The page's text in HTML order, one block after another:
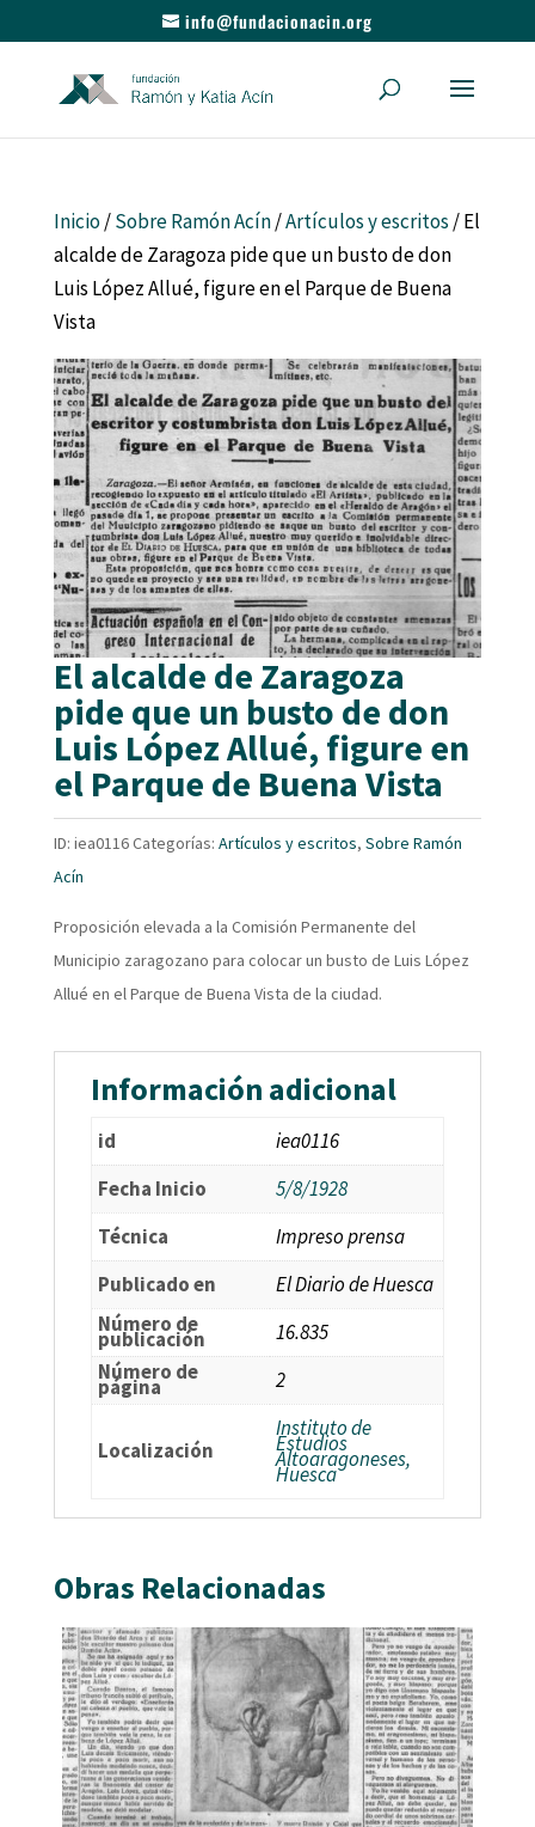
info@fundacionacin.org
Inicio/Sobre Ramón Acín/Artículos y escritos / El
alcalde de Zaragoza pide que un busto de don
Luis López Allué, figure en el Parque de Buena
Vista
El alcalde de Zaragoza
pide que un busto de don
Luis López Allué, figure en
el Parque de Buena Vista
ID: iea0116Categorías: Artículos y escritos, Sobre Ramón
Acín
Proposición elevada a la Comisión Permanente del
Municipio zaragozano para colocar un busto de Luis López
Allué en el Parque de Buena Vista de la ciudad.
Información adicional
id
iea0116
Fecha Inicio
5/8/1928
Técnica
Impreso prensa
Publicado en
El Diario de Huesca
Número de
publicación
16.835
Número de
página 2
Localización
Instituto de
Estudios
Altoaragoneses,
Huesca
Obras Relacionadas